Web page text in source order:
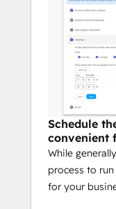
Schedule
convenient
While
process to
for your